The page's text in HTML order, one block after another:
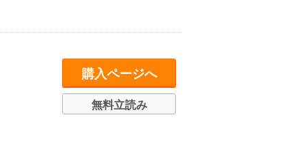
購入ページへ
無料立読み